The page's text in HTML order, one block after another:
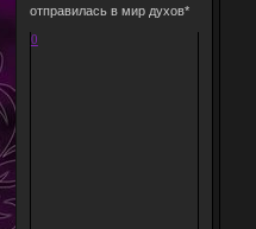
отправилась в мир духов*
0